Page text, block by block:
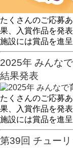
たくさんのご応募
果、入賞作品を発
施設には賞品を進
2025年 みんな
結果発表
たくさんのご応募
果、入賞作品を発
施設には賞品を進
第39回 チュー